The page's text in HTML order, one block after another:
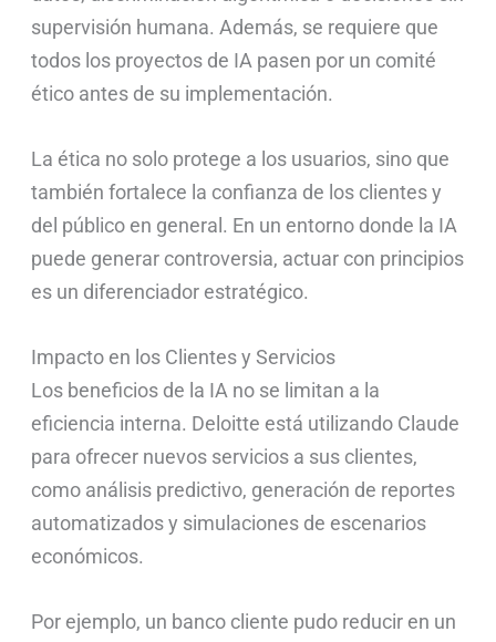
supervisión humana. Además, se requiere que
todos los proyectos de IA pasen por un comité
ético antes de su implementación.
La ética no solo protege a los usuarios, sino que
también fortalece la confianza de los clientes y
del público en general. En un entorno donde la IA
puede generar controversia, actuar con principios
es un diferenciador estratégico.
Impacto en los Clientes y Servicios
Los beneficios de la IA no se limitan a la
eficiencia interna. Deloitte está utilizando Claude
para ofrecer nuevos servicios a sus clientes,
como análisis predictivo, generación de reportes
automatizados y simulaciones de escenarios
económicos.
Por ejemplo, un banco cliente pudo reducir en un